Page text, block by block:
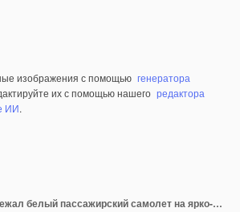
изображения с помощью генератора
их с помощью нашего редактора
ИИ.
над головой лежал белый пассажирский самолет на ярко-синем и желтом фоне.